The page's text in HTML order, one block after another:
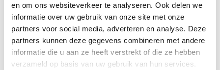
en om ons websiteverkeer te analyseren. Ook delen we
informatie over uw gebruik van onze site met onze
partners voor social media, adverteren en analyse. Deze
partners kunnen deze gegevens combineren met andere
informatie die u aan ze heeft verstrekt of die ze hebben
verzameld op basis van uw gebruik van hun services.
Levertijd: 2-4 werkdagen
*) Voor grotere pakketverzendingen en bijzondere (buitenland) bestemmingen kunnen
afwijkende tarieven en levertermijnen gelden. Deze staan vermeld bij de artikelen.
Kijk hier voor de ruilen-retourneren procedure
Waar is ons bedrijf gevestigd?